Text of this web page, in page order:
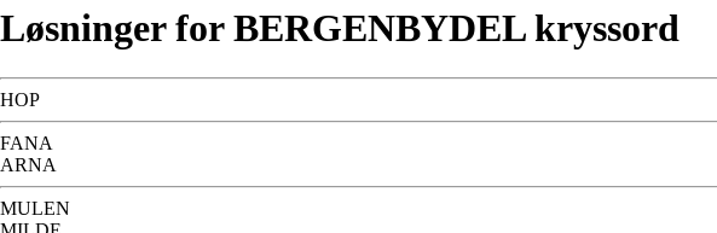
Løsninger for BERGENBYDEL kryssord
HOP
FANA
ARNA
MULEN